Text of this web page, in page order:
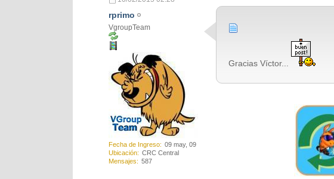
rprimo
VgroupTeam
Fecha de Ingreso
09 may, 09
Ubicación
CRC Central
Mensajes
587
Gracias Víctor...